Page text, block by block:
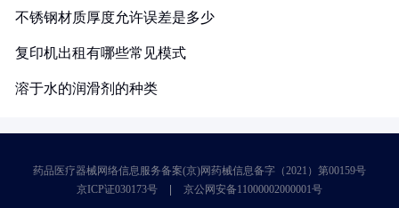
不锈钢材质厚度允许误差是多少
复印机出租有哪些常见模式
溶于水的润滑剂的种类
药品医疗器械网络信息服务备案(京)网药械信息备字（2021）第00159号
京ICP证030173号
京公网安备11000002000001号